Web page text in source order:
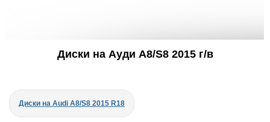
Диски на Ауди A8/S8 2015 г/в
Диски на Audi A8/S8 2015 R18